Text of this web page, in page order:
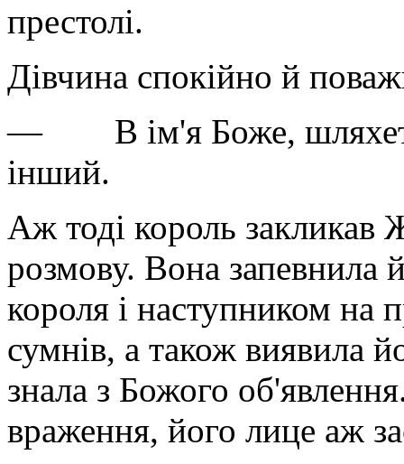
престолі.
Дівчина спокійно й
— В ім'я Боже,
інший.
Аж тоді король закликав
розмову. Вона запевнила
короля і наступником на
сумнів, а також виявила
знала з Божого
враження, його лице аж